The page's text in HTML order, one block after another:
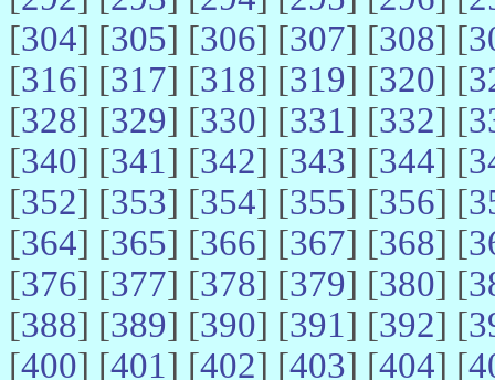
[304] [305] [306] [307] [308] [
[316] [317] [318] [319] [320] [
[328] [329] [330] [331] [332] [
[340] [341] [342] [343] [344] [
[352] [353] [354] [355] [356] [
[364] [365] [366] [367] [368] [
[376] [377] [378] [379] [380] [
[388] [389] [390] [391] [392] [
[400] [401] [402] [403] [404] [